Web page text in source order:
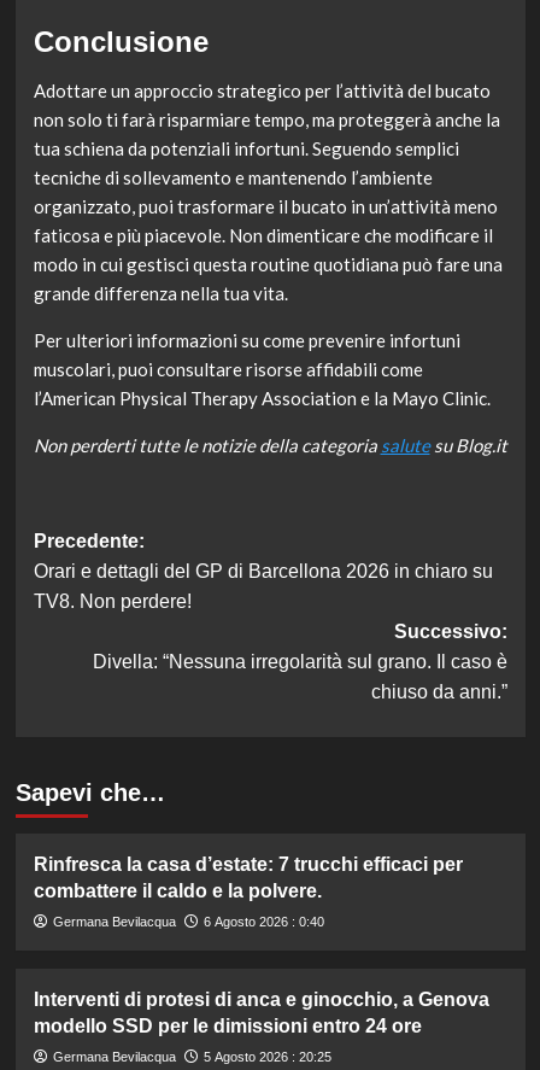
Conclusione
Adottare un approccio strategico per l’attività del bucato
non solo ti farà risparmiare tempo, ma proteggerà anche la
tua schiena da potenziali infortuni. Seguendo semplici
tecniche di sollevamento e mantenendo l’ambiente
organizzato, puoi trasformare il bucato in un’attività meno
faticosa e più piacevole. Non dimenticare che modificare il
modo in cui gestisci questa routine quotidiana può fare una
grande differenza nella tua vita.
Per ulteriori informazioni su come prevenire infortuni
muscolari, puoi consultare risorse affidabili come
l’American Physical Therapy Association e la Mayo Clinic.
Non perderti tutte le notizie della categoria salutesu Blog.it
Navigazione
articolo
Precedente:
Orari e dettagli del GP di Barcellona 2026 in chiaro su
TV8. Non perdere!
Successivo:
Divella: “Nessuna irregolarità sul grano. Il caso è
chiuso da anni.”
Sapevi che…
Rinfresca la casa d’estate: 7 trucchi efficaci per
combattere il caldo e la polvere.
Germana Bevilacqua 6 Agosto 2026 : 0:40
Interventi di protesi di anca e ginocchio, a Genova
modello SSD per le dimissioni entro 24 ore
Germana Bevilacqua 5 Agosto 2026 : 20:25